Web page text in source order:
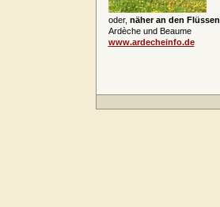
oder, näher an den Flüssen
Ardèche und Beaume
www.ardecheinfo.de